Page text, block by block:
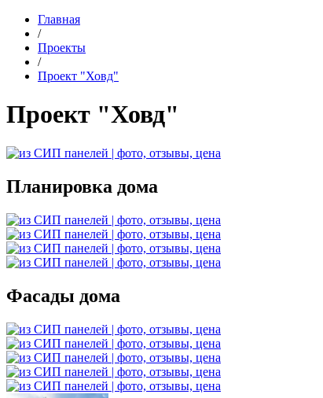
Главная
/
Проекты
/
Проект "Ховд"
Проект "Ховд"
Планировка дома
Фасады дома